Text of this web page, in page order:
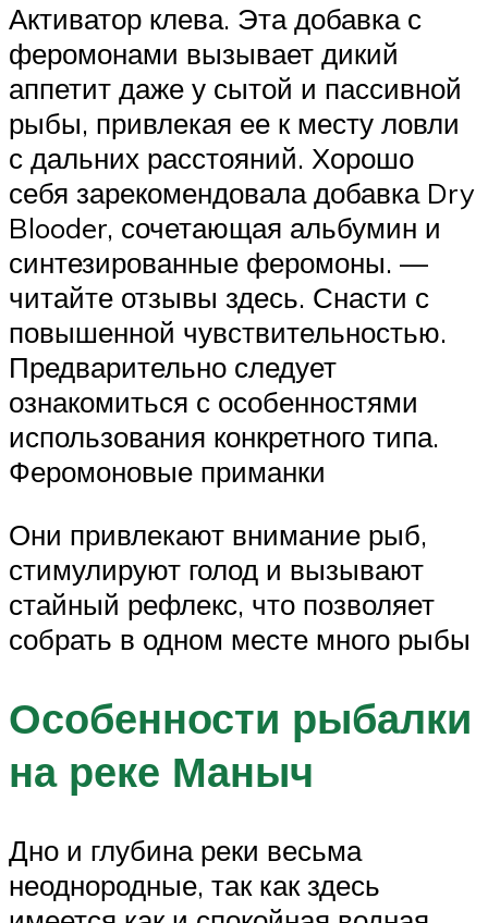
Активатор клева. Эта добавка с
феромонами вызывает дикий
аппетит даже у сытой и пассивной
рыбы, привлекая ее к месту ловли
с дальних расстояний. Хорошо
себя зарекомендовала добавка Dry
Blooder, сочетающая альбумин и
синтезированные феромоны. —
читайте отзывы здесь. Снасти с
повышенной чувствительностью.
Предварительно следует
ознакомиться с особенностями
использования конкретного типа.
Феромоновые приманки
Они привлекают внимание рыб,
стимулируют голод и вызывают
стайный рефлекс, что позволяет
собрать в одном месте много рыбы
Особенности рыбалки
на реке Маныч
Дно и глубина реки весьма
неоднородные, так как здесь